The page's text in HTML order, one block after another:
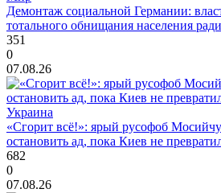
Демонтаж социальной Германии:
тотального обнищания населения
351
0
07.08.26
Украина
«Сгорит всё!»: ярый русофоб
остановить ад, пока Киев не
682
0
07.08.26